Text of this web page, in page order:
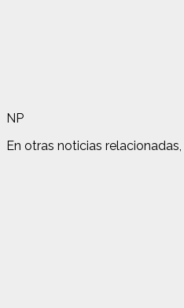
NP
En otras noticias relacionadas,